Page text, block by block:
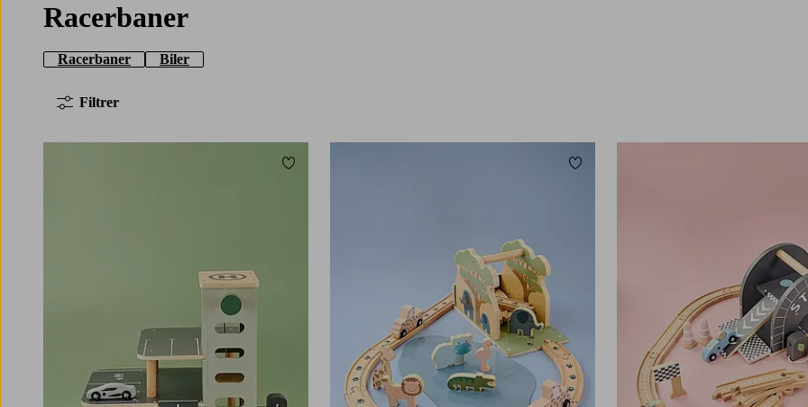
Racerbaner
Racerbaner Biler
Filtrer
Tilføj til favoritter Tilføj til favoritter